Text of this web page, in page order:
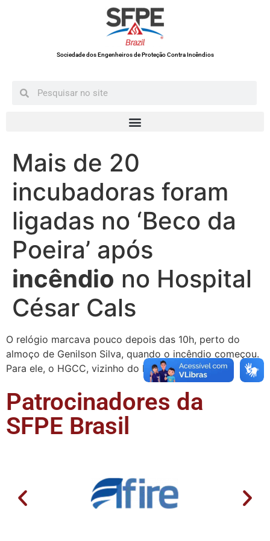
Sociedade dos Engenheiros de Proteção Contra Incêndios
Mais de 20
incubadoras foram
ligadas no ‘Beco da
Poeira’ após
incêndio no Hospital
César Cals
O relógio marcava pouco depois das 10h, perto do
almoço de Genilson Silva, quando o incêndio começou.
Para ele, o HGCC, vizinho do local de trabalho, …
Patrocinadores da
SFPE Brasil